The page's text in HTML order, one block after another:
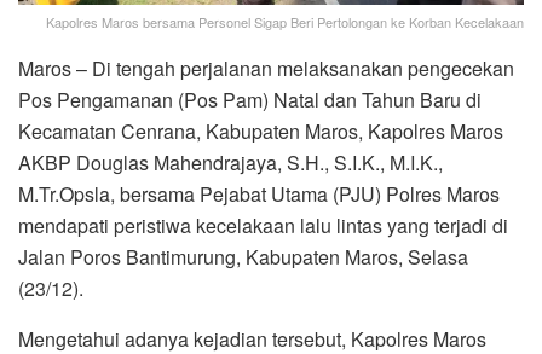
Kapolres Maros bersama Personel Sigap Beri Pertolongan ke Korban Kecelakaan
Maros – Di tengah perjalanan melaksanakan pengecekan
Pos Pengamanan (Pos Pam) Natal dan Tahun Baru di
Kecamatan Cenrana, Kabupaten Maros, Kapolres Maros
AKBP Douglas Mahendrajaya, S.H., S.I.K., M.I.K.,
M.Tr.Opsla, bersama Pejabat Utama (PJU) Polres Maros
mendapati peristiwa kecelakaan lalu lintas yang terjadi di
Jalan Poros Bantimurung, Kabupaten Maros, Selasa
(23/12).
Mengetahui adanya kejadian tersebut, Kapolres Maros